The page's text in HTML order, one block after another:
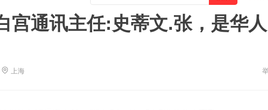
宫通讯主任:史蒂文.张，是华人
上海